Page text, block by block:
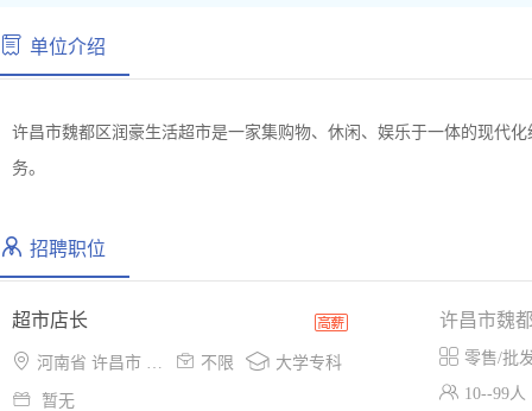
单位介绍
许昌市魏都区润豪生活超市是一家集购物、休闲、娱乐于一体的现代
务。
招聘职位
超市店长
 河南省 许昌市 魏都区  不限  大学专科
 暂无
许昌市魏
 零售/批
 10--99人